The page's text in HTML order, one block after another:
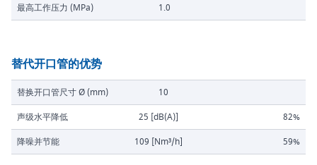
最高工作压力 (MPa)
1.0
替代开口管的优势
替换开口管尺寸 Ø (mm)
10
声级水平降低
25 [dB(A)]
82%
降噪并节能
109 [Nm³/h] 59%